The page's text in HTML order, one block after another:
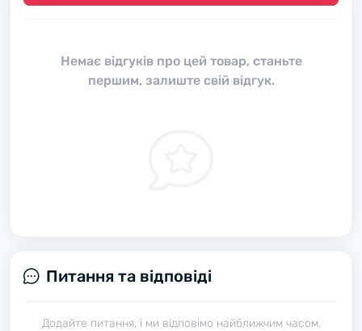
Немає відгуків про цей товар, станьте
першим, залиште свій відгук.
Питання та відповіді
Додайте питання, і ми відповімо найближчим часом.